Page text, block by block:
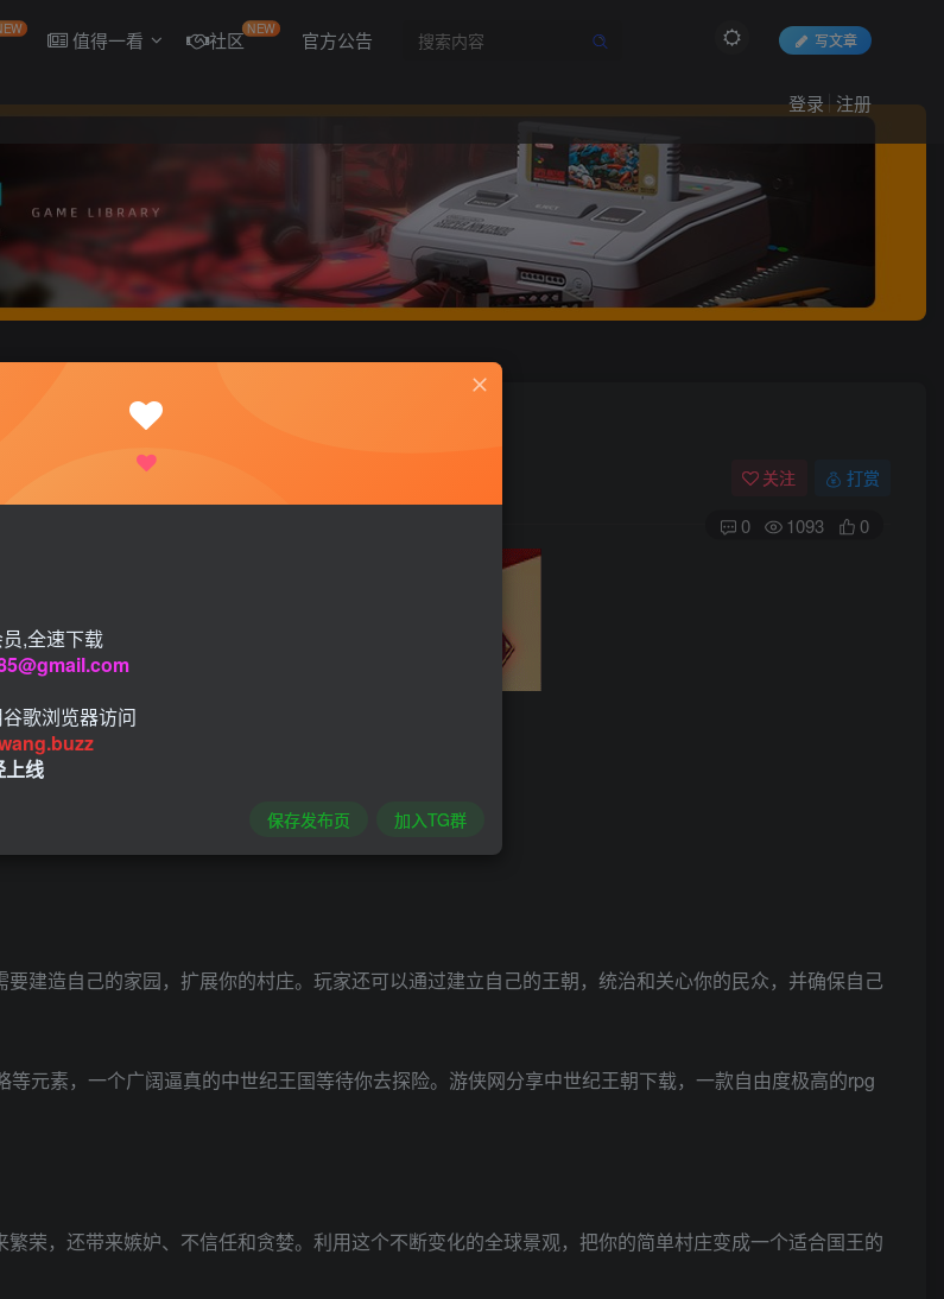
值得一看 社区NEW 官方公告 写文章
登录 注册
关注 打赏
0 1093 0
建造自己的家园，扩展你的村庄。玩家还可以通过建立自己的王朝，统治和关心你的民众，并确保自己
元素，一个广阔逼真的中世纪王国等待你去探险。游侠网分享中世纪王朝下载，一款自由度极高的rpg
，还带来嫉妒、不信任和贪婪。利用这个不断变化的全球景观，把你的简单村庄变成一个适合国王的
,全速下载
歌浏览器访问
上线
保存发布页 加入TG群